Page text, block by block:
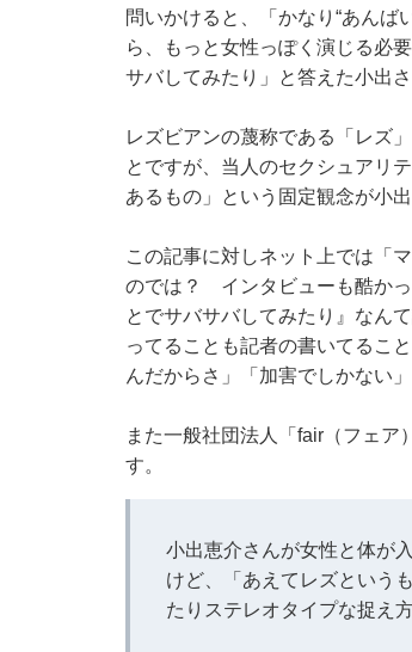
問いかけると、「かなり“あんば
ら、もっと女性っぽく演じる必
サバしてみたり」と答えた小出さ
レズビアンの蔑称である「レズ
とですが、当人のセクシュアリ
あるもの」という固定観念が小
この記事に対しネット上では「
のでは？ インタビューも酷かっ
とでサバサバしてみたり』なん
ってることも記者の書いてるこ
んだからさ」「加害でしかない
また一般社団法人「fair（フェア
す。
小出恵介さんが女性と体が
けど、「あえてレズという
たりステレオタイプな捉え